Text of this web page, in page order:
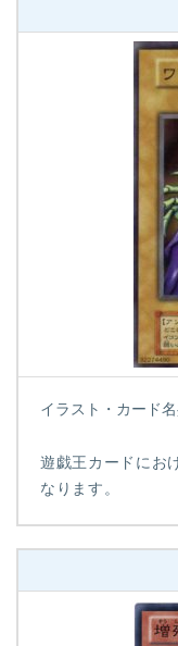
イラスト・カード
遊戯王カードにお
なります。